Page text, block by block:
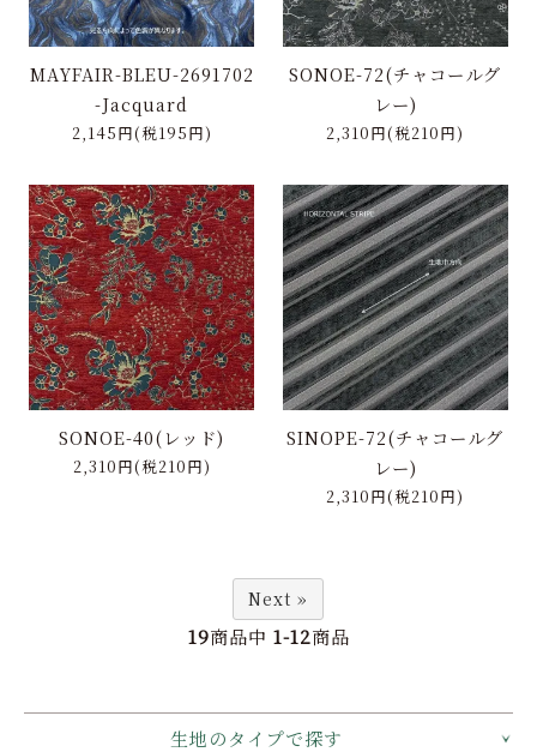
MAYFAIR-BLEU-2691702
-Jacquard
2,145円(税195円)
SONOE-72(チャコールグ
レー)
2,310円(税210円)
SONOE-40(レッド)
2,310円(税210円)
SINOPE-72(チャコールグ
レー)
2,310円(税210円)
Next »
19商品中 1-12商品
生地のタイプで探す